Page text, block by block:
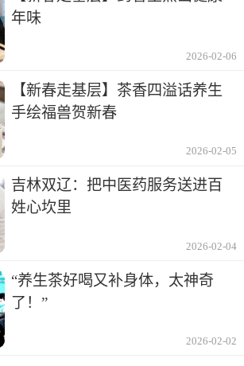
年味
2026-02-06
【新春走基层】茶香四溢话养生
手绘福兽贺新春
2026-02-05
吉林双辽：把中医药服务送进百
姓心坎里
2026-02-04
“养生茶好喝又补身体，太神奇
了！”
2026-02-02